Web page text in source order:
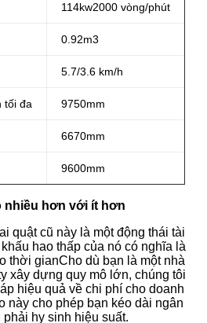
114kw2000 vòng/phút
0.92m3
5.7/3.6 km/h
tối đa 9750mm
6670mm
9600mm
nhiều hơn với ít hơn
quật cũ này là một động thái tài
hao thấp của nó có nghĩa là
thời gianCho dù bạn là một nhà
xây dựng quy mô lớn, chúng tôi
hiệu quả về chi phí cho doanh
này cho phép bạn kéo dài ngân
hy sinh hiệu suất.